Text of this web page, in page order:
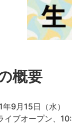
概要
年9月15日（水）
イブオープン、